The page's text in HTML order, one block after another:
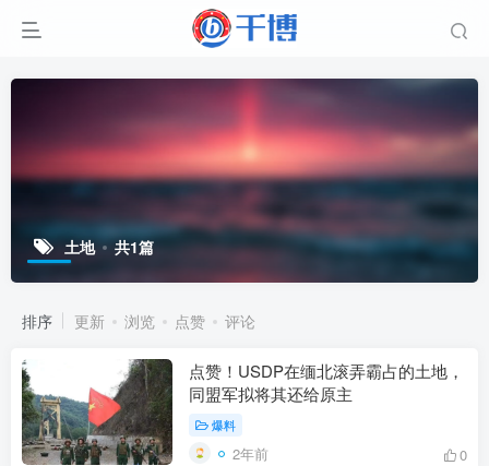
土地 共1篇
排序 更新 浏览 点赞 评论
点赞！USDP在缅北滚弄霸占的土地，
同盟军拟将其还给原主
爆料
2年前 0